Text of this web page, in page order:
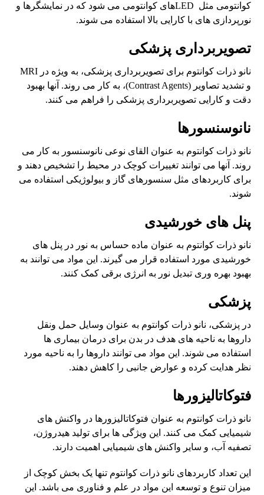
کوانتومی مثل LEDهای کوانتومی می شود که در نمایشگرها و
نورپردازی های با کارایی بالا استفاده می شوند.
تصویربرداری پزشکی
نانو ذرات کوانتوم برای تصویربرداری پزشکی، به ویژه در MRI
و تشدید تصاویر (Contrast Agents)، به کار می روند. آنها بهبود
دقت و کارایی تصویربرداری پزشکی را فراهم می کنند.
نانوسنسورها
نانو ذرات کوانتوم به عنوان القای نوعی نانوسنسور به کار می
روند. آنها می توانند تغییرات کوچک در محیط را تشخیص دهند و
برای کاربردهای مثل سنسورهای گاز و بیولوژیکی استفاده می
شوند.
پنل های خورشیدی
نانو ذرات کوانتوم به عنوان ماده حساس به نور در پنل های
خورشیدی مورد استفاده قرار می گیرند. این مواد می توانند به
بهبود بهره وری تبدیل نور به انرژی برقی کمک کنند.
پزشکی
در پزشکی، نانو ذرات کوانتوم به عنوان وسایل حمل ونقل
داروها به ناحیه های هدف در بدن برای درمان بیماری ها
استفاده می شوند. این مواد می توانند داروها را به ناحیه مورد
نظر هدایت کرده و عوارض جانبی را کاهش دهند.
فتوکاتالیزورها
نانو ذرات کوانتوم به عنوان فتوکاتالیزورها در واکنش های
شیمیایی کمک می کنند. این ویژگی ها برای تولید هیدروژن،
تصفیه آب، و سایر واکنش های شیمیایی اهمیت دارند.
این تعداد کاربردهای نانو ذرات کوانتوم تنها یک بخش کوچک از
میزان تنوع و توسعه این مواد در علم و فناوری می باشد. این